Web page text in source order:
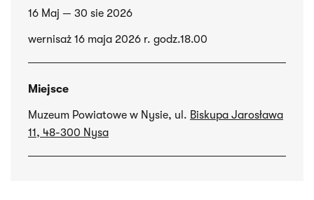
16 Maj — 30 sie 2026
wernisaż 16 maja 2026 r. godz.18.00
Miejsce
Muzeum Powiatowe w Nysie, ul. Biskupa Jarosława
11, 48-300 Nysa